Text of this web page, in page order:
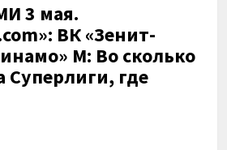
3 мая.
ВК «Зенит-
М: Во сколько
Суперлиги, где